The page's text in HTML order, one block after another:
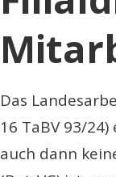
Das
16 TaBV 93/
auch dann